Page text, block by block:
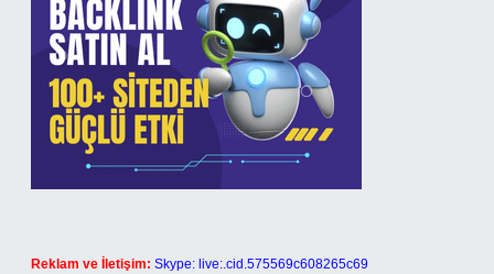
Reklam ve İletişim: Skype: live:.cid.575569c608265c69